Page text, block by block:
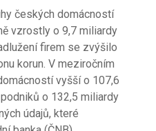
českých domácností
vzrostly o 9,7 miliardy
firem se zvýšilo
korun. V meziročním
vyšší o 107,6
o 132,5 miliardy
údajů, které